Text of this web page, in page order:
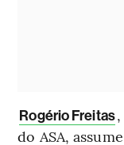
Rogério Freitas
do ASA,